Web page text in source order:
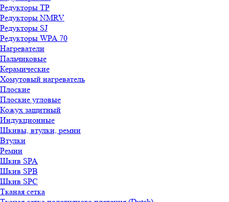
Редукторы TP
Редукторы NMRV
Редукторы SJ
Редукторы WPA 70
Нагреватели
Пальчиковые
Керамические
Хомутовый нагреватель
Плоские
Плоские угловые
Кожух защитный
Индукционные
Шкивы, втулки, ремни
Втулки
Ремни
Шкив SPA
Шкив SPB
Шкив SPC
Тканая сетка